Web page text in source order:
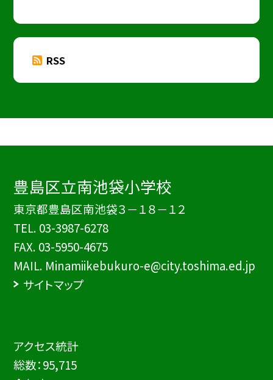
RSS
豊島区立南池袋小学校
東京都豊島区南池袋３－１８－１２
TEL. 03-3987-6278
FAX. 03-5950-4675
MAIL. Minamiikebukuro-e@city.toshima.ed.jp
サイトマップ
アクセス統計
総数：95,715